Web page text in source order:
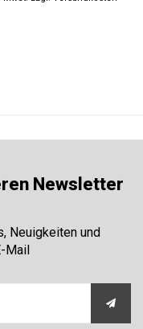
Newsletter
Neuigkeiten und
Mail